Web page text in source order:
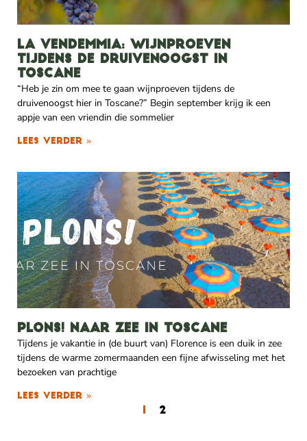
La vendemmia: wijnproeven
tijdens de druivenoogst in
Toscane
“Heb je zin om mee te gaan wijnproeven tijdens de
druivenoogst hier in Toscane?” Begin september krijg ik een
appje van een vriendin die sommelier
Lees verder »
Plons! Naar zee in Toscane
Tijdens je vakantie in (de buurt van) Florence is een duik in zee
tijdens de warme zomermaanden een fijne afwisseling met het
bezoeken van prachtige
Lees verder »
2